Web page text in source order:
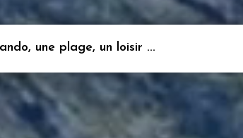
une plage, un loisir ...